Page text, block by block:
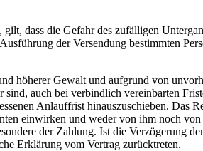
dass die Gefahr des zufälligen
der Versendung bestimmten
höherer Gewalt und aufgrund von
auch bei verbindlich vereinbarten
Anlauffrist hinauszuschieben. Das
einwirken und weder von ihm noch
der Zahlung. Ist die Verzögerung
Erklärung vom Vertrag zurücktreten.